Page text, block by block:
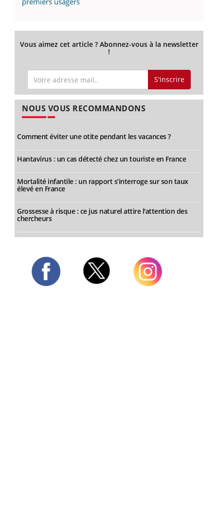
Vous aimez cet article ? Abonnez-vous à la newsletter
!
S'inscrire
NOUS VOUS RECOMMANDONS
Comment éviter une otite pendant les vacances ?
Hantavirus : un cas détecté chez un touriste en France
Mortalité infantile : un rapport s’interroge sur son taux
élevé en France
Grossesse à risque : ce jus naturel attire l'attention des
chercheurs